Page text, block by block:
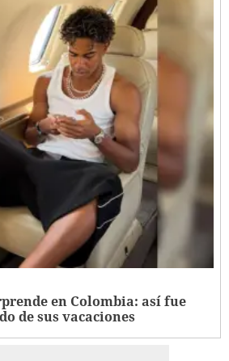
en Colombia: así fue
de sus vacaciones